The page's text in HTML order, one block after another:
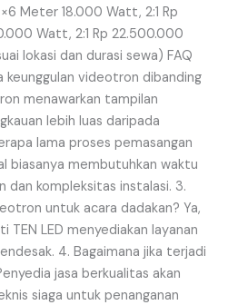
Meter 18.000 Watt, 2:1 Rp
Watt, 2:1 Rp 22.500.000
lokasi dan durasi sewa) FAQ
keunggulan videotron dibanding
menawarkan tampilan
lebih luas daripada
lama proses pemasangan
biasanya membutuhkan waktu
kompleksitas instalasi. 3.
untuk acara dadakan? Ya,
LED menyediakan layanan
4. Bagaimana jika terjadi
jasa berkualitas akan
siaga untuk penanganan